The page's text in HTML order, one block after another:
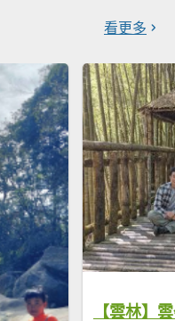
看更多